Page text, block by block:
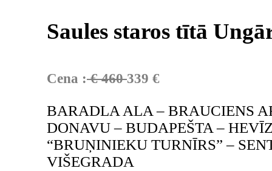
Saules staros tītā
Cena :€ 460339 €
BARADLA ALA – BRAUCIENS
DONAVU – BUDAPEŠTA –
“BRUŅINIEKU TURNĪRS” –
VIŠEGRADA